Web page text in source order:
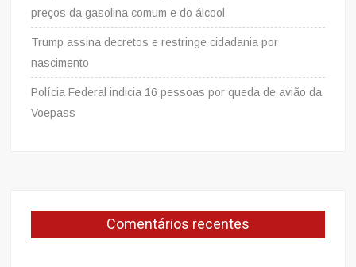
preços da gasolina comum e do álcool
Trump assina decretos e restringe cidadania por
nascimento
Polícia Federal indicia 16 pessoas por queda de avião da
Voepass
Comentários recentes